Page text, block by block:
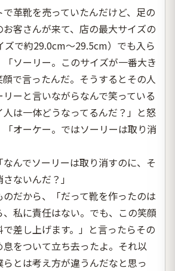
革靴を売っていたんだけど、足の
客さんが来て、店の最大サイズの
ズで約29.0cm〜29.5cm）でも入ら
ソーリー。このサイズが一番大き
顔で言ったんだ。そうするとその人
ーと言いながらなんで笑っている
は一体どうなってるんだ？」と怒
「オーケー。ではソーリーは取り消
なんでソーリーは取り消すのに、そ
ないんだ？」
のだから、「だって靴を作ったのは
私に責任はない。でも、この笑顔
差し上げます。」と言ったらその
息をついて立ち去ったよ。それ以
とは考え方が違うんだなと思っ